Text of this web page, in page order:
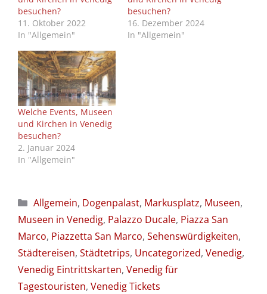
besuchen?
11. Oktober 2022
In "Allgemein"
besuchen?
16. Dezember 2024
In "Allgemein"
Welche Events, Museen
und Kirchen in Venedig
besuchen?
2. Januar 2024
In "Allgemein"
Kategorien
Allgemein, Dogenpalast, Markusplatz, Museen,
Museen in Venedig, Palazzo Ducale, Piazza San
Marco, Piazzetta San Marco, Sehenswürdigkeiten,
Städtereisen, Städtetrips, Uncategorized, Venedig,
Venedig Eintrittskarten, Venedig für
Tagestouristen, Venedig Tickets